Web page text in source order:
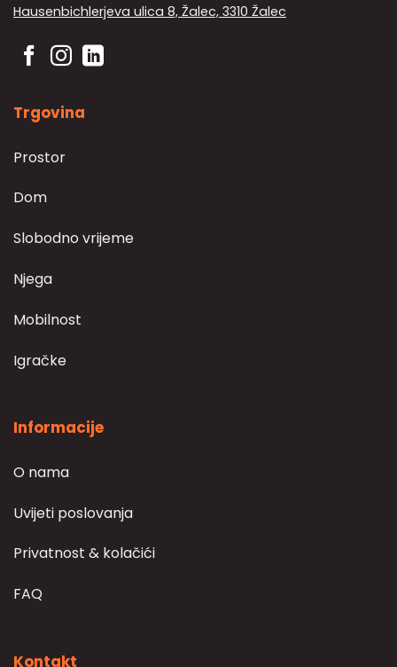
Hausenbichlerjeva ulica 8, Žalec, 3310 Žalec
Trgovina
Prostor
Dom
Slobodno vrijeme
Njega
Mobilnost
Igračke
Informacije
O nama
Uvijeti poslovanja
Privatnost & kolačići
FAQ
Kontakt